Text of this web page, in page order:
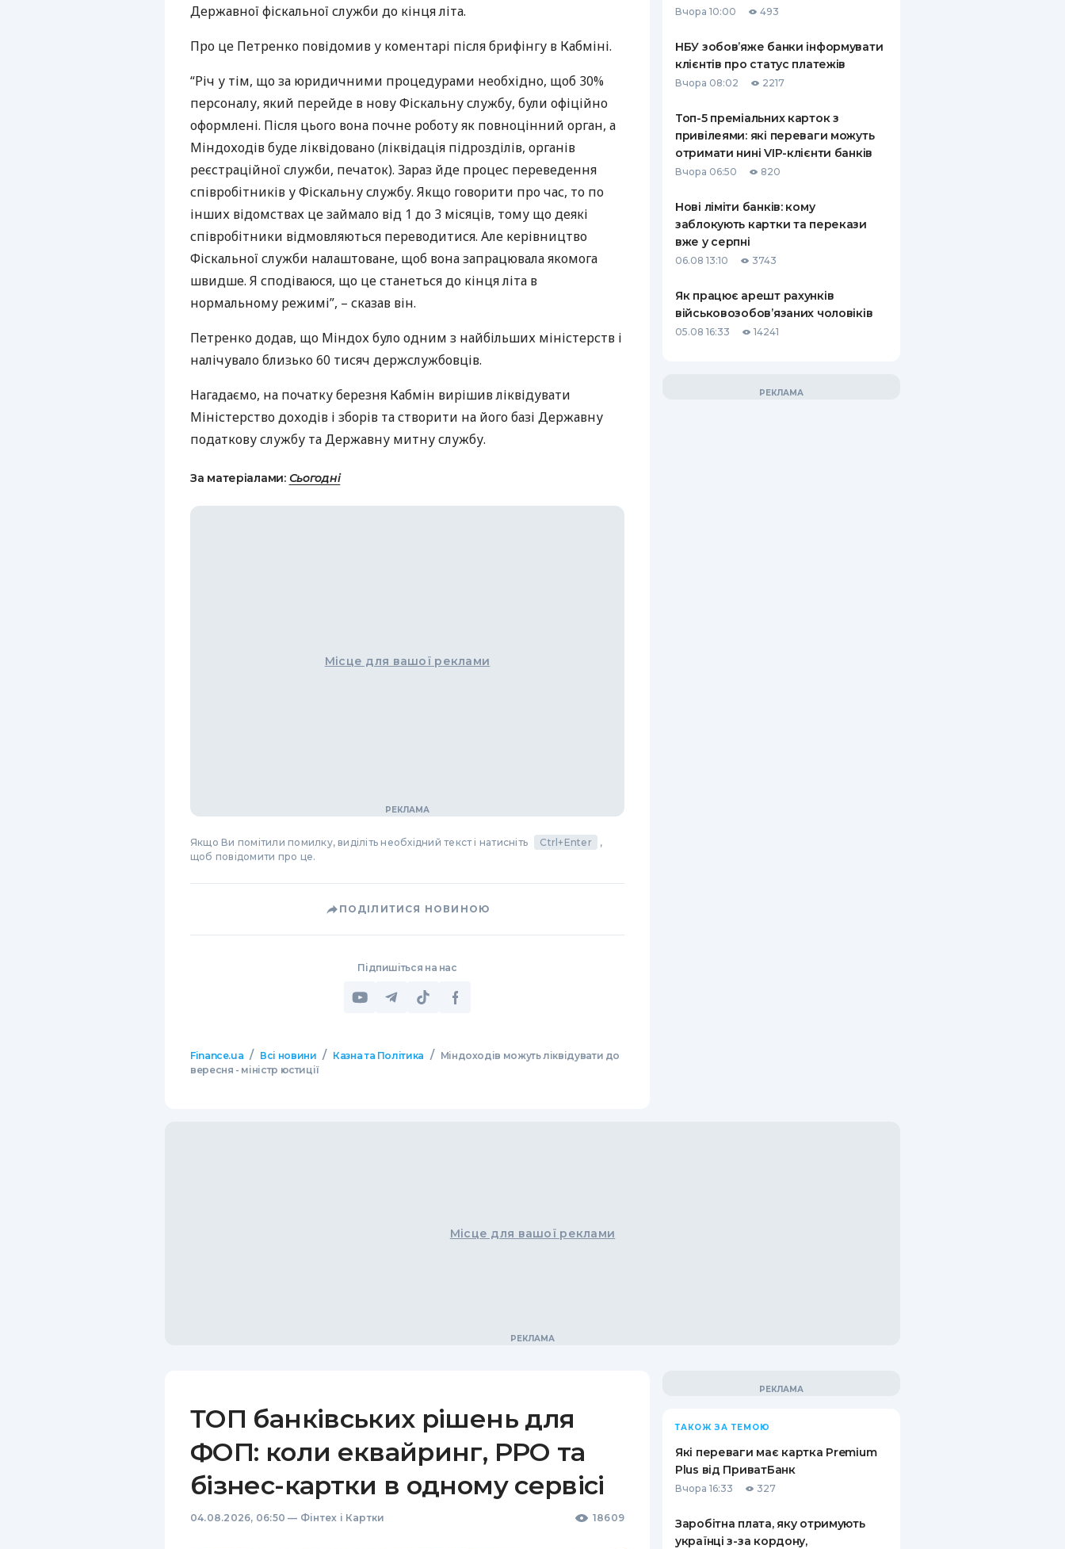
КАРТОК
КЕШБЕКУ
ПУТІВНИКИ ПО
БАНКІВСЬКИХ КАРТКАХ
СТРАХУВАННЮ
ВСІ СТРАХОВІ ПОЛІСИ
ВІДГУКИ ПРО СТРАХОВІ
КОМПАНІЇ
КОНТАКТИ
Державної фіскальної служби до кінця літа.
Про це Петренко повідомив у коментарі після брифінгу в Кабміні.
“Річ у тім, що за юридичними процедурами необхідно, щоб 30%
персоналу, який перейде в нову Фіскальну службу, були офіційно
оформлені. Після цього вона почне роботу як повноцінний орган, а
Міндоходів буде ліквідовано (ліквідація підрозділів, органів
реєстраційної служби, печаток). Зараз йде процес переведення
співробітників у Фіскальну службу. Якщо говорити про час, то по
інших відомствах це займало від 1 до 3 місяців, тому що деякі
співробітники відмовляються переводитися. Але керівництво
Фіскальної служби налаштоване, щоб вона запрацювала якомога
швидше. Я сподіваюся, що це станеться до кінця літа в
нормальному режимі”, – сказав він.
Петренко додав, що Міндох було одним з найбільших міністерств і
налічувало близько 60 тисяч держслужбовців.
Нагадаємо, на початку березня Кабмін вирішив ліквідувати
Міністерство доходів і зборів та створити на його базі Державну
податкову службу та Державну митну службу.
За матеріалами: Сьогодні
Місце для вашої реклами
Якщо Ви помітили помилку, виділіть необхідний текст і натисніть Ctrl+Enter
,
щоб повідомити про це.
ПОДІЛИТИСЯ НОВИНОЮ
Підпишіться на нас
Finance.ua / Всі новини / Казна та Політика /
Міндоходів можуть ліквідувати до
вересня - міністр юстиції
Вчора 10:00 493
НБУ зобов’яже банки інформувати
клієнтів про статус платежів
Вчора 08:02 2217
Топ-5 преміальних карток з
привілеями: які переваги можуть
отримати нині VIP-клієнти банків
Вчора 06:50 820
Нові ліміти банків: кому
заблокують картки та перекази
вже у серпні
06.08 13:10 3743
Як працює арешт рахунків
військовозобов’язаних чоловіків
05.08 16:33 14241
Місце для вашої реклами
ТОП банківських рішень для
ФОП: коли еквайринг, РРО та
бізнес-картки в одному сервісі
04.08.2026, 06:50 — Фінтех і Картки 18609
ТАКОЖ ЗА ТЕМОЮ
Які переваги має картка Premium
Plus від ПриватБанк
Вчора 16:33 327
Заробітна плата, яку отримують
українці з-за кордону,